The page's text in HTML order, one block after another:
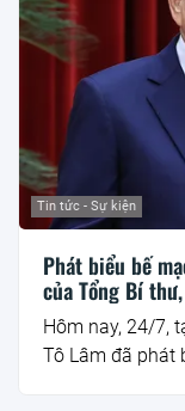
Tin tức - Sự kiện
Phát biểu bế
của Tổng Bí
Hôm nay, 24/7,
Tô Lâm đã phát